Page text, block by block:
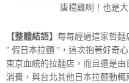
唐楊雞啊！也是
【整體結語】 每每經過這家哲
” 假日本拉麵 “，這次抱著好奇
東京血統的拉麵店，而且還是
消費，與台北其他日本拉麵動